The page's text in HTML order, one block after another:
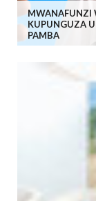
MWANAFUNZI
KUPUNGUZA
PAMBA